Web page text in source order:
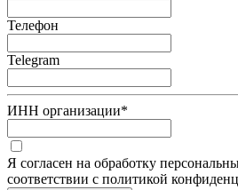
Телефон
Telegram
ИНН организации*
Я согласен на обработку
соответствии с политикой